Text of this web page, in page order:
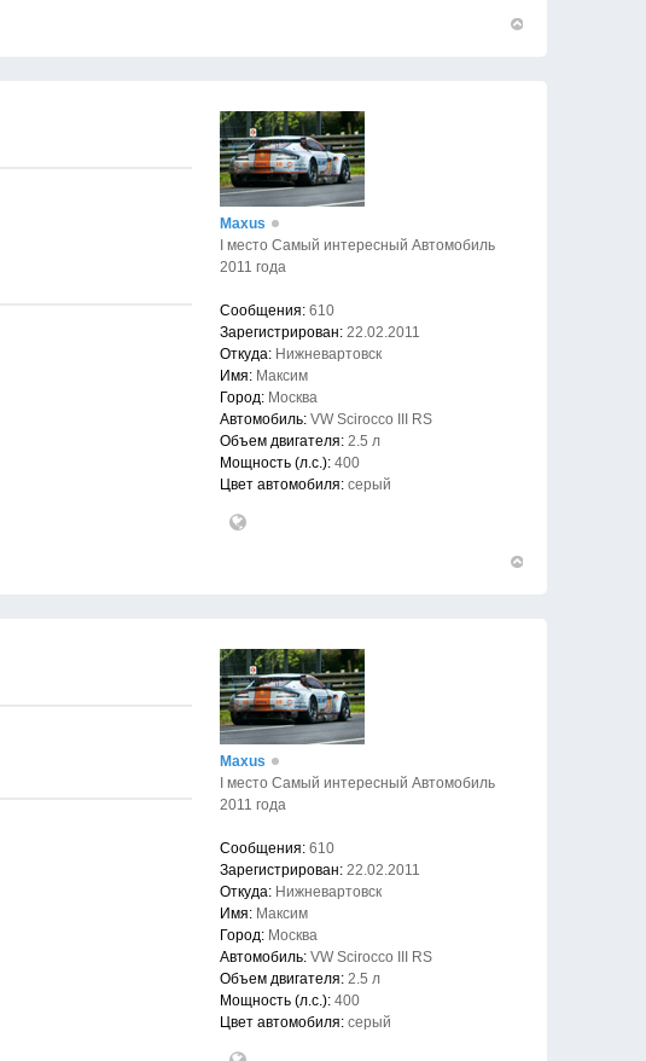
Maxus
I место Самый интересный Автомобиль
2011 года
Сообщения: 610
Зарегистрирован: 22.02.2011
Откуда: Нижневартовск
Имя: Максим
Город: Москва
Автомобиль: VW Scirocco III RS
Объем двигателя: 2.5 л
Мощность (л.с.): 400
Цвет автомобиля: серый
Maxus
I место Самый интересный Автомобиль
2011 года
Сообщения: 610
Зарегистрирован: 22.02.2011
Откуда: Нижневартовск
Имя: Максим
Город: Москва
Автомобиль: VW Scirocco III RS
Объем двигателя: 2.5 л
Мощность (л.с.): 400
Цвет автомобиля: серый